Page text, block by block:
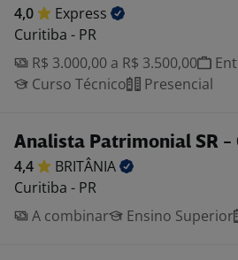
4,0
Express
Curitiba - PR
R$ 3.000,00 a R$ 3.500,00
Curso Técnico
Presencial
Analista Patrimonial SR -
4,4
BRITÂNIA
Curitiba - PR
A combinar
Ensino Superior